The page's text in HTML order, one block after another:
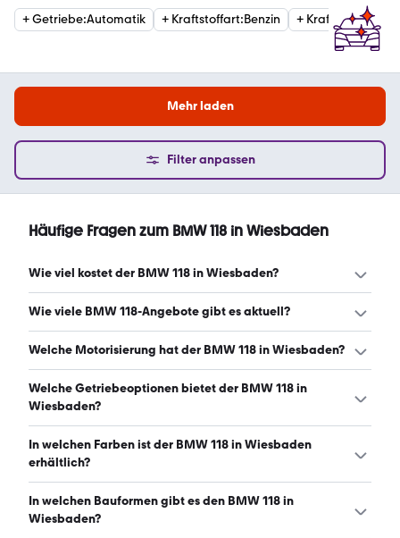
+Getriebe:Automatik + Kraftstoffart:Benzin + Kraftstoffart
Mehr laden
Filter anpassen
Häufige Fragen zum BMW 118 in Wiesbaden
Wie viel kostet der BMW 118 in Wiesbaden?
Ein guter Preis für einen BMW 118 in Wiesbaden liegt
ab 332 € monatlich. (Stand: 6.8.2026)
Wie viele BMW 118-Angebote gibt es aktuell?
Es gibt insgesamt 119 BMW 118 bei mobile.de, davon 118
Welche Motorisierung hat der BMW 118 in Wiesbaden?
Der BMW 118 in Wiesbaden hat Leistungen zwischen 129
und 150 PS. (Stand: 6.8.2026)
Welche Getriebeoptionen bietet der BMW 118 in
Wiesbaden?
Der BMW 118 in Wiesbaden ist mit automatischem und
manuellem Getriebe erhältlich. (Stand: 6.8.2026)
In welchen Farben ist der BMW 118 in Wiesbaden
erhältlich?
Den BMW 118 in Wiesbaden gibt es in folgenden Farben:
schwarz, grau, weiß, blau, rot und silber. Die häufigste
In welchen Bauformen gibt es den BMW 118 in
Wiesbaden?